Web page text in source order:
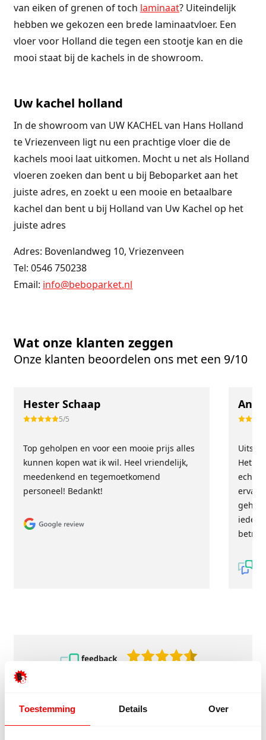
Toestemming Details Over
van eiken of grenen of toch laminaat? Uiteindelijk
hebben we gekozen een brede laminaatvloer. Een
vloer voor Holland die tegen een stootje kan en die
mooi staat bij de kachels in de showroom.
Uw kachel holland
In de showroom van UW KACHEL van Hans Holland
te Vriezenveen ligt nu een prachtige vloer die de
kachels mooi laat uitkomen. Mocht u net als Holland
vloeren zoeken dan bent u bij Beboparket aan het
juiste adres, en zoekt u een mooie en betaalbare
kachel dan bent u bij Holland van Uw Kachel op het
juiste adres
Adres: Bovenlandweg 10, Vriezenveen
Tel: 0546 750238
Email: info@beboparket.nl
Wat onze klanten zeggen
Onze klanten beoordelen ons met een 9/10
Hester Schaap
5/5
Top geholpen en voor een mooie prijs alles
kunnen kopen wat ik wil. Heel vriendelijk,
meedenkend en tegemoetkomend
personeel! Bedankt!
Het
echt